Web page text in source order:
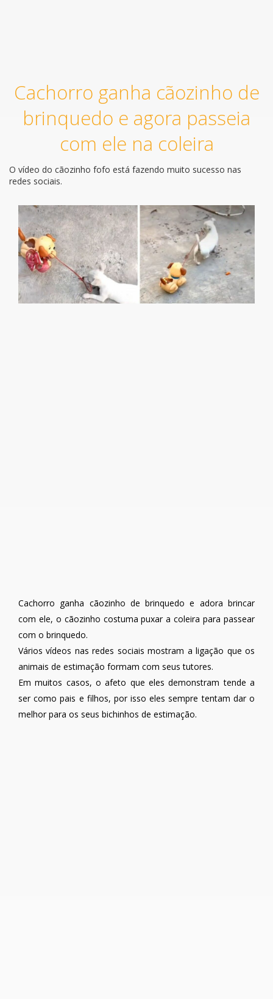
Cachorro ganha cãozinho de
brinquedo e agora passeia
com ele na coleira
O vídeo do cãozinho fofo está fazendo muito sucesso nas
redes sociais.
Cachorro ganha cãozinho de brinquedo e adora brincar
com ele, o cãozinho costuma puxar a coleira para passear
com o brinquedo.
Vários vídeos nas redes sociais mostram a ligação que os
animais de estimação formam com seus tutores.
Em muitos casos, o afeto que eles demonstram tende a
ser como pais e filhos, por isso eles sempre tentam dar o
melhor para os seus bichinhos de estimação.